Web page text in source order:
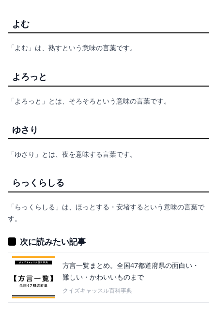
よむ
「よむ」は、熟すという意味の言葉です。
よろっと
「よろっと」とは、そろそろという意味の言葉です。
ゆさり
「ゆさり」とは、夜を意味する言葉です。
らっくらしる
「らっくらしる」は、ほっとする・安堵するという意味の言葉で
す。
次に読みたい記事
方言一覧まとめ。全国47都道府県の面白い・
難しい・かわいいものまで
クイズキャッスル百科事典